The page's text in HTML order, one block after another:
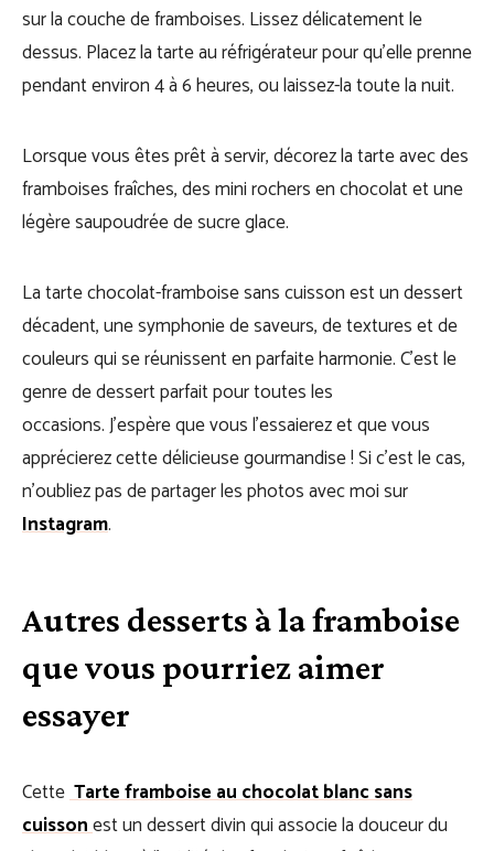
sur la couche de framboises. Lissez délicatement le
dessus. Placez la tarte au réfrigérateur pour qu’elle prenne
pendant environ 4 à 6 heures, ou laissez-la toute la nuit.
Lorsque vous êtes prêt à servir, décorez la tarte avec des
framboises fraîches, des mini rochers en chocolat et une
légère saupoudrée de sucre glace.
La tarte chocolat-framboise sans cuisson est un dessert
décadent, une symphonie de saveurs, de textures et de
couleurs qui se réunissent en parfaite harmonie. C’est le
genre de dessert parfait pour toutes les
occasions. J’espère que vous l’essaierez et que vous
apprécierez cette délicieuse gourmandise ! Si c’est le cas,
n’oubliez pas de partager les photos avec moi sur
Instagram.
Autres desserts à la framboise
que vous pourriez aimer
essayer
Cette Tarte framboise au chocolat blanc sans
cuissonest un dessert divin qui associe la douceur du